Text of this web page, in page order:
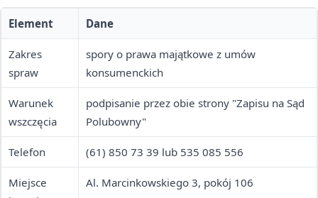
Element Dane
Zakres
spraw
spory o prawa majątkowe z umów
konsumenckich
Warunek
wszczęcia
podpisanie przez obie strony "Zapisu na Sąd
Polubowny"
Telefon (61) 850 73 39 lub 535 085 556
Miejsce
Al. Marcinkowskiego 3, pokój 106